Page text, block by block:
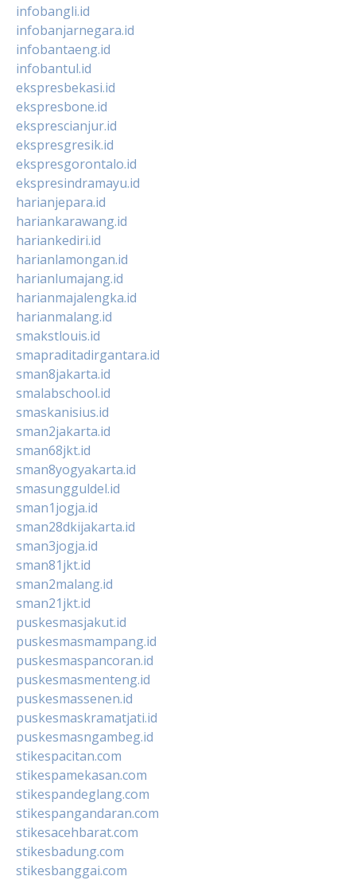
infobangli.id
infobanjarnegara.id
infobantaeng.id
infobantul.id
ekspresbekasi.id
ekspresbone.id
eksprescianjur.id
ekspresgresik.id
ekspresgorontalo.id
ekspresindramayu.id
harianjepara.id
hariankarawang.id
hariankediri.id
harianlamongan.id
harianlumajang.id
harianmajalengka.id
harianmalang.id
smakstlouis.id
smapraditadirgantara.id
sman8jakarta.id
smalabschool.id
smaskanisius.id
sman2jakarta.id
sman68jkt.id
sman8yogyakarta.id
smasungguldel.id
sman1jogja.id
sman28dkijakarta.id
sman3jogja.id
sman81jkt.id
sman2malang.id
sman21jkt.id
puskesmasjakut.id
puskesmasmampang.id
puskesmaspancoran.id
puskesmasmenteng.id
puskesmassenen.id
puskesmaskramatjati.id
puskesmasngambeg.id
stikespacitan.com
stikespamekasan.com
stikespandeglang.com
stikespangandaran.com
stikesacehbarat.com
stikesbadung.com
stikesbanggai.com